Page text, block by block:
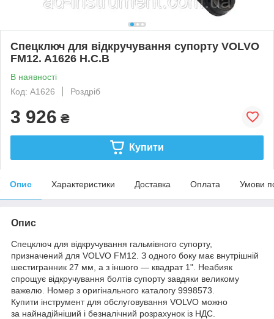
Спецключ для відкручування супорту VOLVO
FM12. A1626 H.C.B
В наявності
Код: A1626
Роздріб
3 926 ₴
Купити
Опис Характеристики Доставка Оплата Умови
Опис
Спецключ для відкручування гальмівного супорту,
призначений для VOLVO FM12. З одного боку має внутрішній
шестигранник 27 мм, а з іншого — квадрат 1". Неабияк
спрощує відкручування болтів супорту завдяки великому
важелю. Номер з оригінального каталогу 9998573.
Купити інструмент для обслуговування VOLVO можно
за найнадійніший і безналічний розрахунок із НДС.